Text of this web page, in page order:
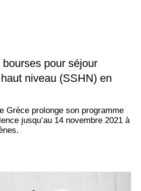
pour séjour
niveau (SSHN) en
Grèce prolonge son programme
jusqu’au 14 novembre 2021 à